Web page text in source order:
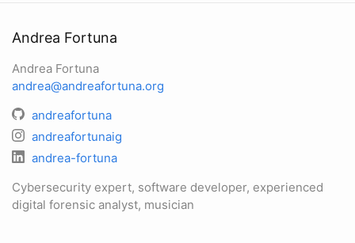
Andrea Fortuna
Andrea Fortuna
andrea@andreafortuna.org
andreafortuna
andreafortunaig
andrea-fortuna
Cybersecurity expert, software developer, experienced
digital forensic analyst, musician